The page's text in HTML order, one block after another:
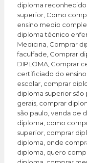
diploma reconhecido
superior, Como
ensino medio
diploma técnico
Medicina, Comprar
faculfade, Comprar
DIPLOMA, Comprar
certificiado do
escolar, comprar
diploma superior são
gerais, comprar
são paulo, venda de
diploma, como
superior, comprar
diploma, onde
diploma, quero